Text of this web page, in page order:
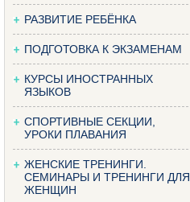
РАЗВИТИЕ РЕБЁНКА
ПОДГОТОВКА К ЭКЗАМЕНАМ
КУРСЫ ИНОСТРАННЫХ
ЯЗЫКОВ
СПОРТИВНЫЕ СЕКЦИИ,
УРОКИ ПЛАВАНИЯ
ЖЕНСКИЕ ТРЕНИНГИ.
СЕМИНАРЫ И ТРЕНИНГИ ДЛЯ
ЖЕНЩИН